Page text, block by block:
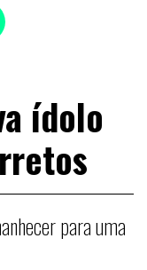
ídolo
para uma